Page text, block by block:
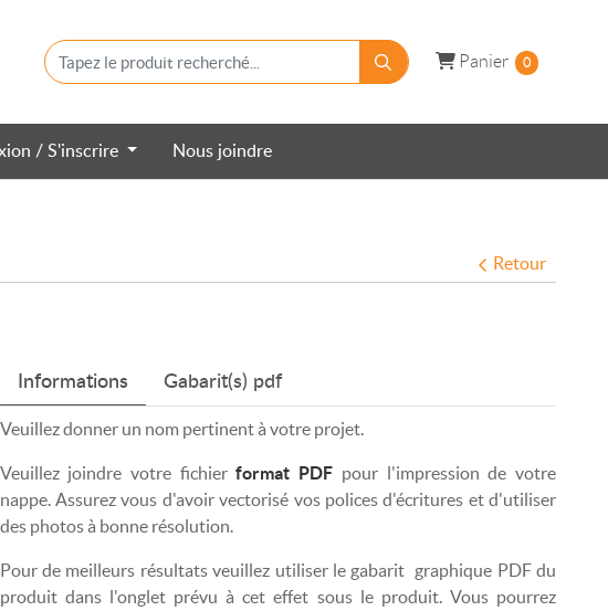
Panier
Panier 0
/ S'inscrire Nous joindre
Retour
Informations Gabarit(s) pdf
Veuillez donner un nom pertinent à votre projet.
Veuillez joindre votre fichierformat PDF pour l'impression de votre
nappe. Assurez vous d'avoir vectorisé vos polices d'écritures et d'utiliser
des photos à bonne résolution.
Pour de meilleurs résultats veuillez utiliser le gabarit graphique PDF du
produit dans l'onglet prévu à cet effet sous le produit. Vous pourrez